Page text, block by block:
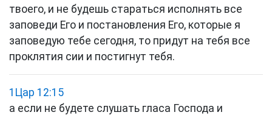
твоего, и не будешь стараться исполнять все
заповеди Его и постановления Его, которые я
заповедую тебе сегодня, то придут на тебя все
проклятия сии и постигнут тебя.
1Цар 12:15
а если не будете слушать гласа Господа и